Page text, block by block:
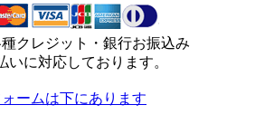
クレジット・銀行お振込み
いに対応しております。
ームは下にあります